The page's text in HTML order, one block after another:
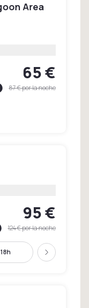
Area
65 €
87 €por la noche
95 €
124 €por la noche
Siguiente